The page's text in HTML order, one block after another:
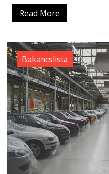
Read More
Bakancslista